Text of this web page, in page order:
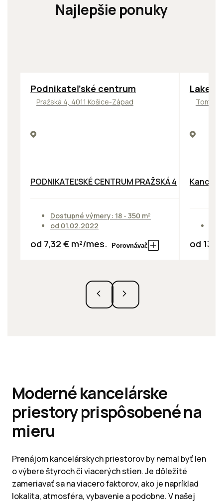
Najlepšie ponuky
ODPORÚČAME
Podnikateľské centrum
Pražská 4, 4011 Košice-Západ
PODNIKATEĽSKÉ CENTRUM PRAŽSKÁ 4
Dostupné výmery: 18 - 350 m²
od 01.02.2022
od 7,32 € m²/mes. Porovnávač od
Moderné kancelárske
priestory prispôsobené na
mieru
Prenájom kancelárskych priestorov by nemal byť len
o výbere štyroch či viacerých stien. Je dôležité
zameriavať sa na viacero faktorov, ako je napríklad
lokalita, atmosféra, vybavenie a podobne. V našej